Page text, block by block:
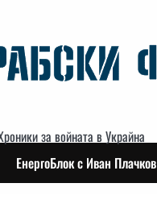
за войната в Украйна
ЕнергоБлок с Иван Плачков